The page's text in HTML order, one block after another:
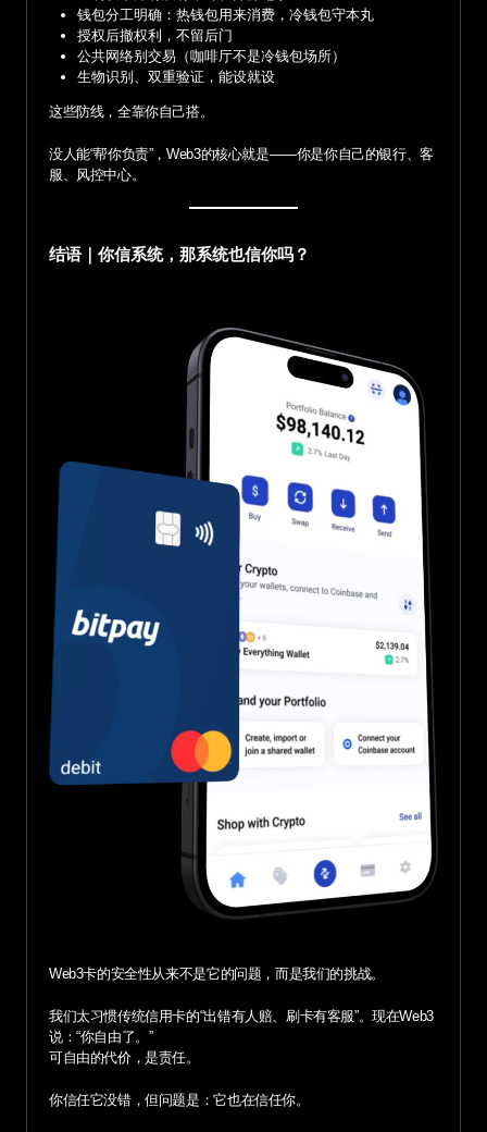
钱包分工明确：热钱包用来消费，冷钱包守本丸
授权后撤权利，不留后门
公共网络别交易（咖啡厅不是冷钱包场所）
生物识别、双重验证，能设就设
这些防线，全靠你自己搭。
没人能“帮你负责”，Web3的核心就是——你是你自己的银行、客
服、风控中心。
结语｜你信系统，那系统也信你吗？
Web3卡的安全性从来不是它的问题，而是我们的挑战。
我们太习惯传统信用卡的“出错有人赔、刷卡有客服”。现在Web3
说：“你自由了。”
可自由的代价，是责任。
你信任它没错，但问题是：它也在信任你。